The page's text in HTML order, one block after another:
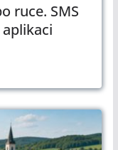
ruce. SMS